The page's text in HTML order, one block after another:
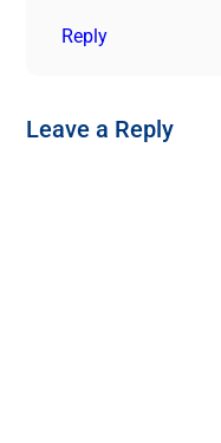
Reply
Leave a Reply